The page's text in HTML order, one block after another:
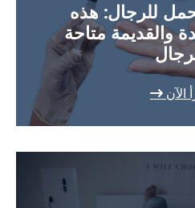
للرجال: هذه
والقديمة متاحة
الآن